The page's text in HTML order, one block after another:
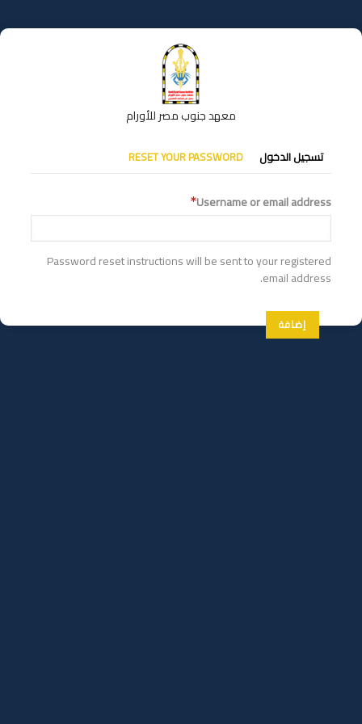
إلى
المحتوى
معهد جنوب مصر للأورام
التبويبات
الأساسية
تسجيل الدخول RESET YOUR PASSWORD
Username or email address
Password reset instructions will be sent to your registered
email address.